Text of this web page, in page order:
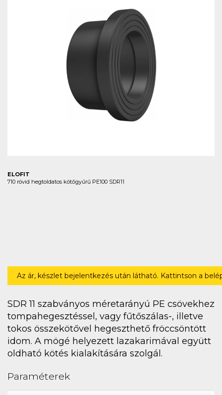
ELOFIT
710 rövid hegtoldatos kötőgyűrű PE100 SDR11
Az ár, készlet bejelentkezés után látható. Kattintson a
SDR 11 szabványos méretarányú PE csövekhez
tompahegesztéssel, vagy fűtőszálas-, illetve
tokos összekötővel hegeszthető fröccsöntött
idom. A mögé helyezett lazakarimával együtt
oldható kötés kialakítására szolgál.
Paraméterek